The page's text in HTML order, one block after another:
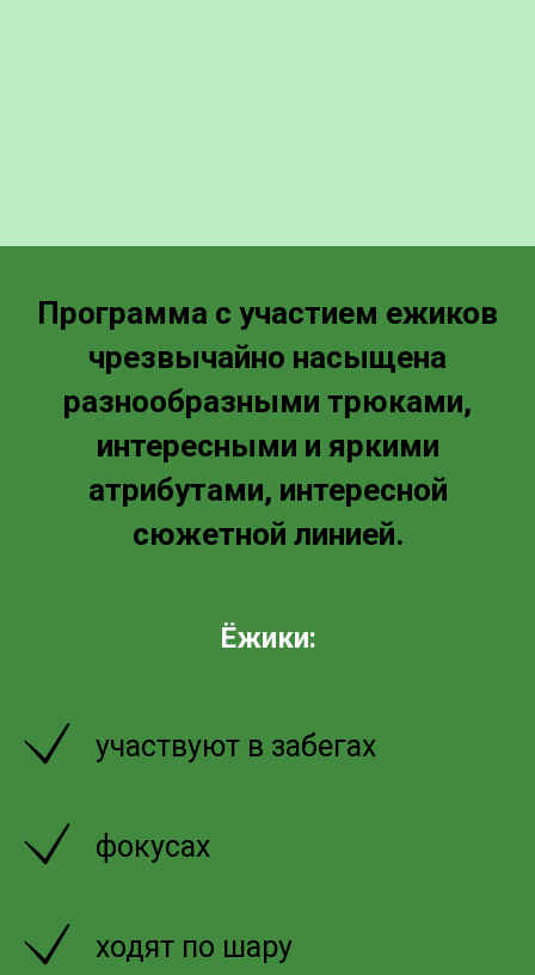
Программа с участием ежиков
чрезвычайно насыщена
разнообразными трюками,
интересными и яркими
атрибутами, интересной
сюжетной линией.
Ёжики:
участвуют в забегах
фокусах
ходят по шару